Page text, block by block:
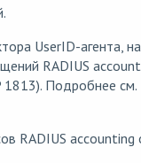
UserID-агента,
RADIUS
1813). Подробнее см.
RADIUS accounting